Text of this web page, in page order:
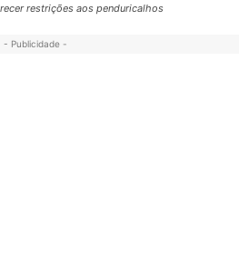
restrições aos penduricalhos
- Publicidade -